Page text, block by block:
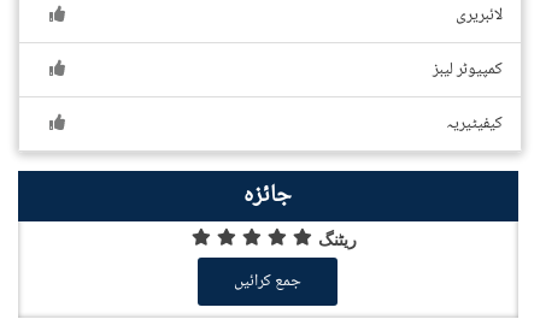
لائبریری
کمپیوٹر لیبز
کیفیٹیریہ
جائزہ
ریٹنگ
جمع کرائیں